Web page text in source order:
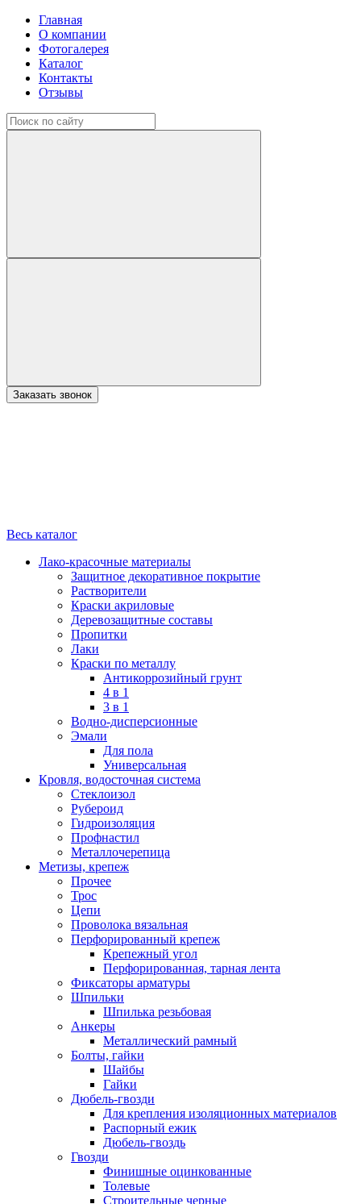
Главная
О компании
Фотогалерея
Каталог
Контакты
Отзывы
Заказать звонок
Весь каталог
Лако-красочные материалы
Защитное декоративное покрытие
Растворители
Краски акриловые
Деревозащитные составы
Пропитки
Лаки
Краски по металлу
Антикоррозийный грунт
4 в 1
3 в 1
Водно-дисперсионные
Эмали
Для пола
Универсальная
Кровля, водосточная система
Стеклоизол
Рубероид
Гидроизоляция
Профнастил
Металлочерепица
Метизы, крепеж
Прочее
Трос
Цепи
Проволока вязальная
Перфорированный крепеж
Крепежный угол
Перфорированная, тарная лента
Фиксаторы арматуры
Шпильки
Шпилька резьбовая
Анкеры
Металлический рамный
Болты, гайки
Шайбы
Гайки
Дюбель-гвозди
Для крепления изоляционных материалов
Распорный ежик
Дюбель-гвоздь
Гвозди
Финишные оцинкованные
Толевые
Строительные черные